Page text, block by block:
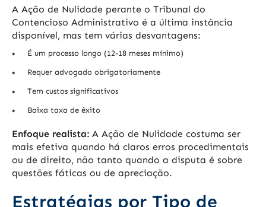
A Ação de Nulidade perante o Tribunal do
Contencioso Administrativo é a última instância
disponível, mas tem várias desvantagens:
É um processo longo (12-18 meses mínimo)
Requer advogado obrigatoriamente
Tem custos significativos
Baixa taxa de êxito
Enfoque realista: A Ação de Nulidade costuma ser
mais efetiva quando há claros erros procedimentais
ou de direito, não tanto quando a disputa é sobre
questões fáticas ou de apreciação.
Estratégias por Tipo de